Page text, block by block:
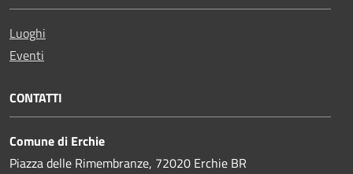
Luoghi
Eventi
CONTATTI
Comune di Erchie
Piazza delle Rimembranze, 72020 Erchie BR